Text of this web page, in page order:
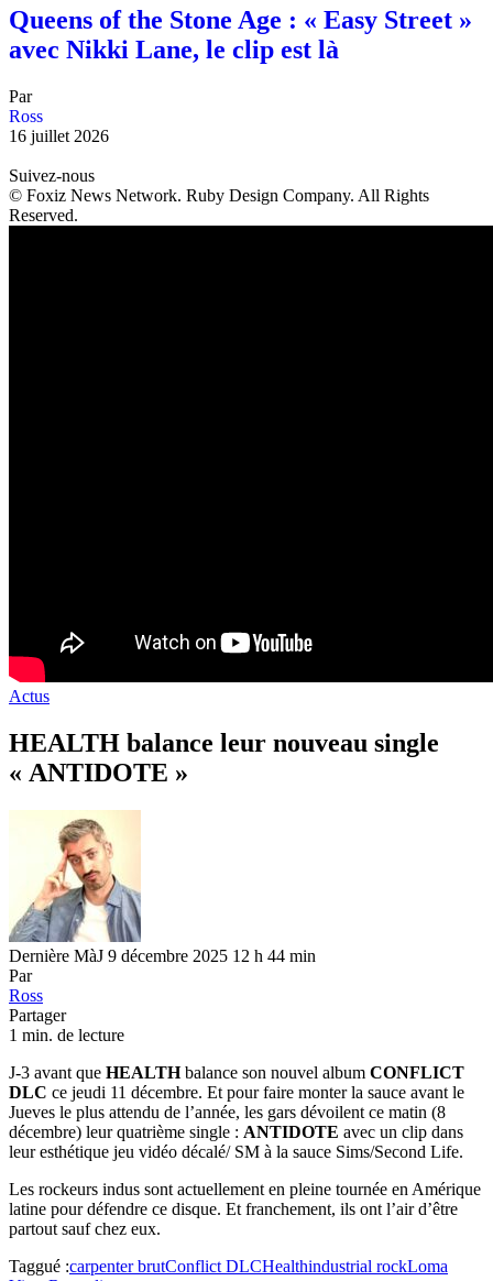
Queens of the Stone Age : « Easy Street »
avec Nikki Lane, le clip est là
Par
Ross
16 juillet 2026
Suivez-nous
© Foxiz News Network. Ruby Design Company. All Rights
Reserved.
Actus
HEALTH balance leur nouveau single
« ANTIDOTE »
Dernière MàJ 9 décembre 2025 12 h 44 min
Par
Ross
Partager
1 min. de lecture
J-3 avant que HEALTHbalance son nouvel album CONFLICT
DLC ce jeudi 11 décembre. Et pour faire monter la sauce avant le
Jueves le plus attendu de l’année, les gars dévoilent ce matin (8
décembre) leur quatrième single : ANTIDOTE avec un clip dans
leur esthétique jeu vidéo décalé/ SM à la sauce Sims/Second Life.
Les rockeurs indus sont actuellement en pleine tournée en Amérique
latine pour défendre ce disque. Et franchement, ils ont l’air d’être
partout sauf chez eux.
Taggué :carpenter brutConflict DLCHealthindustrial rockLoma